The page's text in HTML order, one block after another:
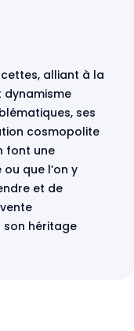
alliant à la
dynamisme
ses
cosmopolite
font une
que l’on y
et de
héritage